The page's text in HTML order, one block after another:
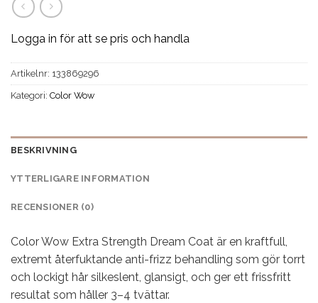
Logga in för att se pris och handla
Artikelnr: 133869296
Kategori: Color Wow
BESKRIVNING
YTTERLIGARE INFORMATION
RECENSIONER (0)
Color Wow Extra Strength Dream Coat är en kraftfull,
extremt återfuktande anti-frizz behandling som gör torrt
och lockigt hår silkeslent, glansigt, och ger ett frissfritt
resultat som håller 3–4 tvättar.